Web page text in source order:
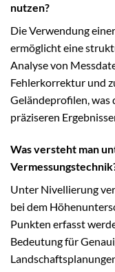
nutzen?
Die Verwendung
ermöglicht eine
Analyse von
Fehlerkorrektur und
Geländeprofilen,
präziseren
Was versteht man
Unter Nivellierung
bei dem
Punkten erfasst
Bedeutung für